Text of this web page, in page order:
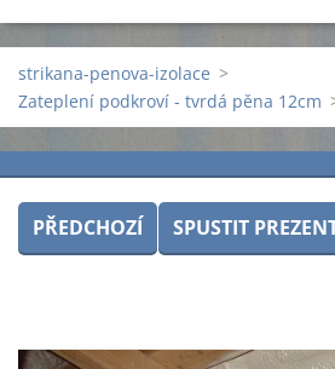
strikana-penova-izolace >
Zateplení podkroví - tvrdá pěna 12cm
PŘEDCHOZÍ SPUSTIT